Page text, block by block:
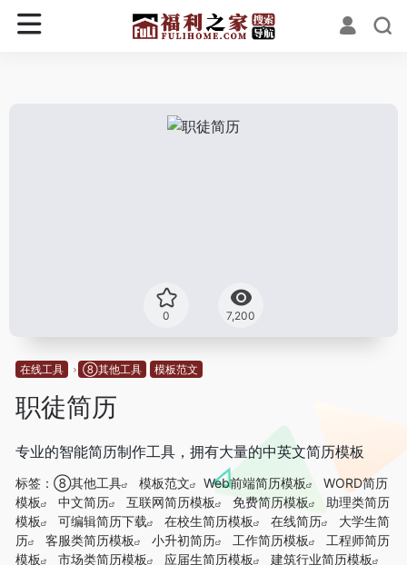
0 7,200
在线工具 ⑧其他工具 模板范文
职徒简历
专业的智能简历制作工具，拥有大量的中英文简历模板
标签： ⑧其他工具 模板范文 Web前端简历模板
WORD简历
模板
中文简历 互联网简历模板 免费简历模板
助理类简历
模板
可编辑简历下载 在校生简历模板 在线简历
大学生简
历
客服类简历模板 小升初简历 工作简历模板
工程师简历
模板
市场类简历模板 应届生简历模板
建筑行业简历模板